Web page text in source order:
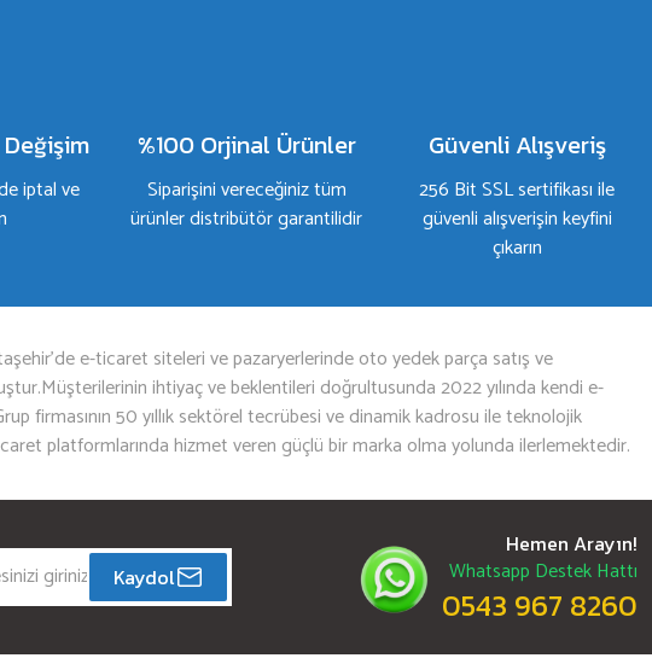
iptal ve
%100 Orjinal Ürünler
Siparişini vereceğiniz tüm
ürünler distribütör garantilidir
Güvenli Alışveriş
256 Bit SSL sertifikası ile
güvenli alışverişin keyfini
çıkarın
e-ticaret siteleri ve pazaryerlerinde oto yedek parça satış ve
ihtiyaç ve beklentileri doğrultusunda 2022 yılında kendi e-
firmasının 50 yıllık sektörel tecrübesi ve dinamik kadrosu ile teknolojik
platformlarında hizmet veren güçlü bir marka olma yolunda ilerlemektedir.
Kaydol
Hemen Arayın!
Whatsapp Destek Hattı
0543 967 8260